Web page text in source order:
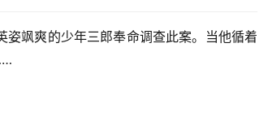
飒爽的少年三郎奉命调查此案。当他循着